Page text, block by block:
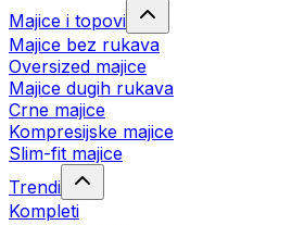
Majice i topovi
Majice bez rukava
Oversized majice
Majice dugih rukava
Crne majice
Kompresijske majice
Slim-fit majice
Trendi
Kompleti